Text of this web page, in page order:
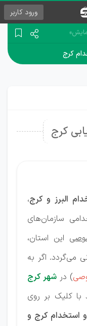
ورود کاربر
کرج
کرج
البرز و کرج،
سازمان‌های
این استان،
می‌گردد. اگر به
) درشهر کرج
با کلیک بر روی
و استخدام کرج و